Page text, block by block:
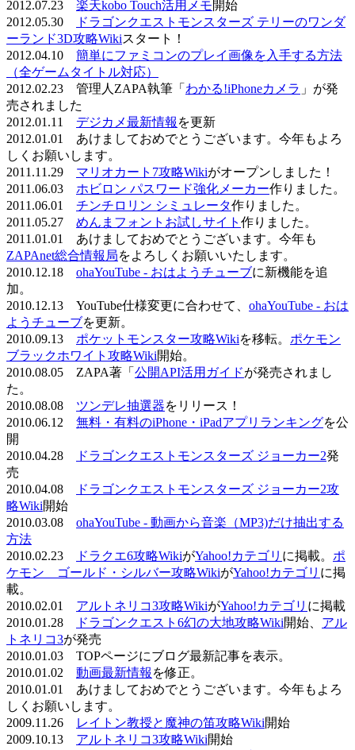
2012.07.23 楽天kobo Touch活用メモ開始
2012.05.30
ドラゴンクエストモンスターズ テリーのワンダ
ーランド3D攻略Wikiスタート！
2012.04.10 簡単にファミコンのプレイ画像を入手する方法
（全ゲームタイトル対応）
2012.02.23 管理人ZAPA執筆「 わかる!iPhoneカメラ 」が発
売されました
2012.01.11 デジカメ最新情報 を更新
2012.01.01 あけましておめでとうございます。今年もよろ
しくお願いします。
2011.11.29 マリオカート7攻略Wikiがオープンしました！
2011.06.03 ホビロン パスワード強化メーカー作りました。
2011.06.01 チンチロリン シミュレータ作りました。
2011.05.27 めんまフォントお試しサイト 作りました。
2011.01.01 あけましておめでとうございます。今年も
ZAPAnet総合情報局をよろしくお願いいたします。
2010.12.18 ohaYouTube - おはようチューブに新機能を追
加。
2010.12.13 YouTube仕様変更に合わせて、 ohaYouTube - おは
ようチューブを更新。
2010.09.13 ポケットモンスター攻略Wikiを移転。 ポケモン
ブラックホワイト攻略Wiki開始。
2010.08.05 ZAPA著「 公開API活用ガイドが発売されまし
た。
2010.08.08 ツンデレ抽選器をリリース！
2010.06.12 無料・有料のiPhone・iPadアプリランキングを公
開
2010.04.28
ドラゴンクエストモンスターズ ジョーカー2発
売
2010.04.08
ドラゴンクエストモンスターズ ジョーカー2攻
略Wiki開始
2010.03.08 ohaYouTube - 動画から音楽（MP3)だけ抽出する
方法
2010.02.23
ドラクエ6攻略WikiがYahoo!カテゴリ に掲載。 ポ
ケモン ゴールド・シルバー攻略WikiがYahoo!カテゴリ に掲
載。
2010.02.01 アルトネリコ3攻略WikiがYahoo!カテゴリ に掲載
2010.01.28
ドラゴンクエスト6幻の大地攻略Wiki開始、 アル
トネリコ3が発売
2010.01.03 TOPページにブログ最新記事を表示。
2010.01.02 動画最新情報 を修正。
2010.01.01 あけましておめでとうございます。今年もよろ
しくお願いします。
2009.11.26
レイトン教授と魔神の笛攻略Wiki開始
2009.10.13 アルトネリコ3攻略Wiki開始